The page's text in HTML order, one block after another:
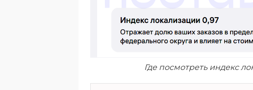
Где посмотреть индекс